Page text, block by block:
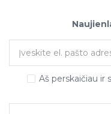
Aš perskaičiau ir